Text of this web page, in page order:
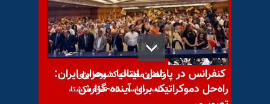
تلاش مقامات کشورها برای
تماس با اسد برای توقف کشتار
کنفرانس در پارلمان ایتالیا - بحران ایران:
راه‌حل دموکراتیک برای آینده-گزارش